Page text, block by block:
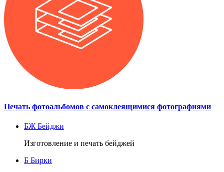
Печать фотоальбомов с самоклеящимися фотографиями
БЖ Бейджи
Изготовление и печать бейджей
Б Бирки